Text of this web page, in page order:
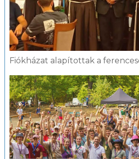
Fiókházat alapítottak a